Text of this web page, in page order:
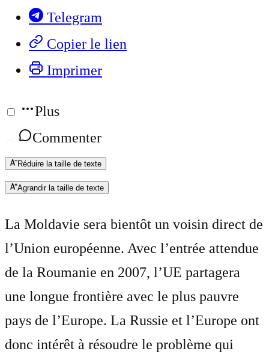
Telegram
Copier le lien
Imprimer
Plus
Commenter
Réduire la taille de texte
Agrandir la taille de texte
La Moldavie sera bientôt un voisin direct de
l’Union européenne. Avec l’entrée attendue
de la Roumanie en 2007, l’UE partagera
une longue frontière avec le plus pauvre
pays de l’Europe. La Russie et l’Europe ont
donc intérêt à résoudre le problème qui